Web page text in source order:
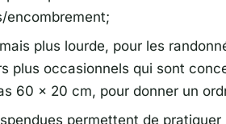
encombrement;
plus lourde, pour les
plus occasionnels qui sont
60 x 20 cm, pour donner un
permettent de